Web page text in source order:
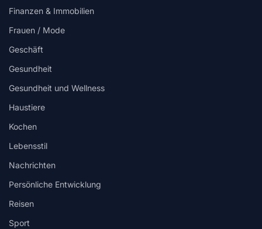
Finanzen & Immobilien
Frauen / Mode
Geschäft
Gesundheit
Gesundheit und Wellness
Haustiere
Kochen
Lebensstil
Nachrichten
Persönliche Entwicklung
Reisen
Sport